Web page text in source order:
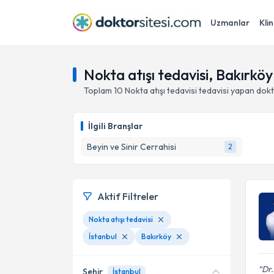
Uzmanlar
Nokta atışı tedavisi,
Toplam 10 Nokta atışı tedavisi tedavisi yapan
İlgili Branşlar
Beyin ve Sinir Cerrahisi
2
Aktif Filtreler
Nokta atışı tedavisi
İstanbul
Bakırköy
Şehir İstanbul